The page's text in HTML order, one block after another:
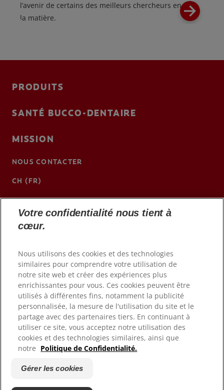
l’avenir de certains des meilleurs chercheurs en
la matière.
PRODUITS
SANTÉ BUCCO-DENTAIRE
MISSION
NOUS CONTACTER
CH (FR)
Colgateprofessional.ch
© 2026 Colgate-Palmolive Company. Tous droits réservés.
Conditions d'utilisation
Politique de confidentialité
Votre confidentialité nous tient à
cœur.
Nous utilisons des cookies et des technologies
similaires pour comprendre votre utilisation de
notre site web et créer des expériences plus
enrichissantes pour vous. Ces cookies peuvent être
utilisés à différentes fins, notamment la publicité
personnalisée, la mesure de l'utilisation du site et le
partage avec des partenaires tiers. En continuant à
utiliser ce site, vous acceptez notre utilisation des
cookies et des technologies similaires, ainsi que
notre Politique de Confidentialité.
Gérer les cookies